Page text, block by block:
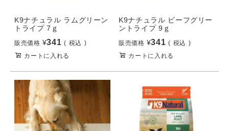
K9ナチュラル ラムグリーン
トライプ 7ｇ
販売価格 ¥341
税込
カートに入れる
K9ナチュラル ビーフグリー
ントライプ 9ｇ
販売価格 ¥341
税込
カートに入れる